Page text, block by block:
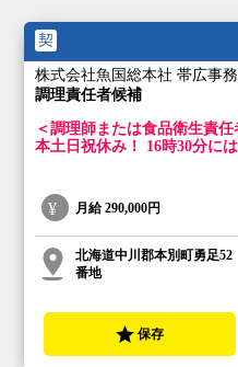
契
株式会社魚国総本社 帯広事
調理責任者候補
＜調理師または食品衛生責
本土日祝休み！ 16時30分に
月給290,000円
北海道中川郡本別町勇足52
番地
保存